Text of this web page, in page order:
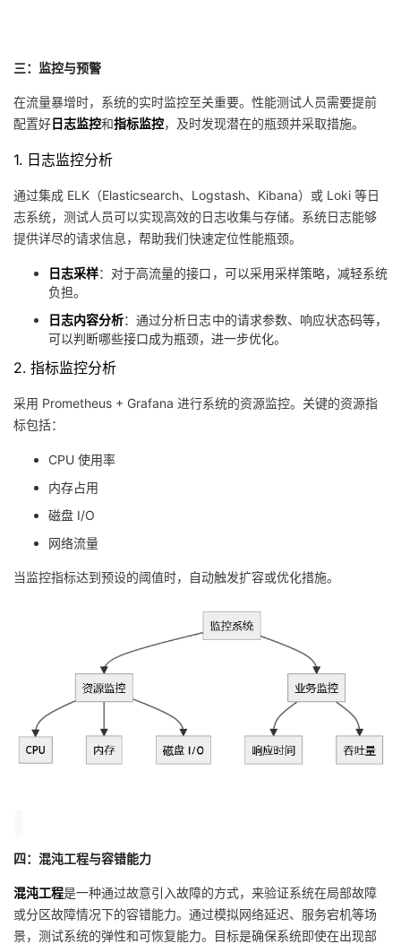
三：监控与预警
在流量暴增时，系统的实时监控至关重要。性能测试人员需要提前
配置好日志监控和指标监控，及时发现潜在的瓶颈并采取措施。
1. 日志监控分析
通过集成 ELK（Elasticsearch、Logstash、Kibana）或 Loki 等日
志系统，测试人员可以实现高效的日志收集与存储。系统日志能够
提供详尽的请求信息，帮助我们快速定位性能瓶颈。
日志采样：对于高流量的接口，可以采用采样策略，减轻系统
负担。
日志内容分析：通过分析日志中的请求参数、响应状态码等，
可以判断哪些接口成为瓶颈，进一步优化。
2. 指标监控分析
采用 Prometheus + Grafana 进行系统的资源监控。关键的资源指
标包括：
CPU 使用率
内存占用
磁盘 I/O
网络流量
当监控指标达到预设的阈值时，自动触发扩容或优化措施。
四：混沌工程与容错能力
混沌工程是一种通过故意引入故障的方式，来验证系统在局部故障
或分区故障情况下的容错能力。通过模拟网络延迟、服务宕机等场
景，测试系统的弹性和可恢复能力。目标是确保系统即使在出现部